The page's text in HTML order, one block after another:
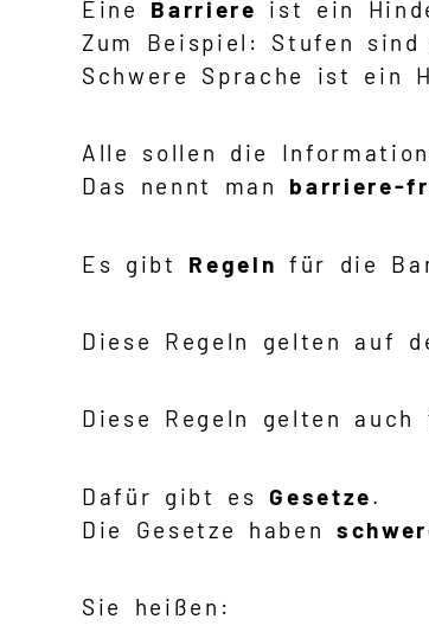
Eine Barriere
ist ein
Zum Beispiel: Stufen
Schwere Sprache ist ein
Alle sollen die
Das nennt man barriere-
Es gibt Regeln für die
Diese Regeln gelten auf
Diese Regeln gelten auch
Dafür gibt esGesetze.
Die Gesetze haben
Sie heißen: